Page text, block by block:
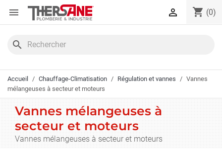
Panneau de gestion des cookies
 shopping_cart (0)

search
Accueil Chauffage-Climatisation Régulation et vannes
Vannes
mélangeuses à secteur et moteurs
Vannes mélangeuses à
secteur et moteurs
Vannes mélangeuses à secteur et moteurs